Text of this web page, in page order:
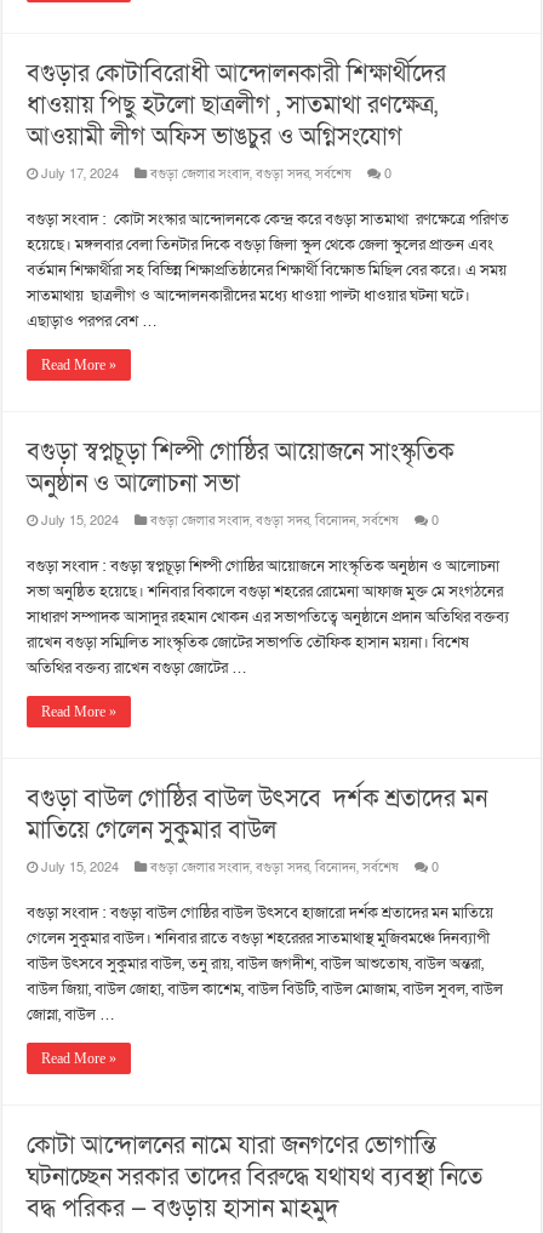
বগুড়ার কোটাবিরোধী আন্দোলনকারী শিক্ষার্থীদের
ধাওয়ায় পিছু হটলো ছাত্রলীগ , সাতমাথা রণক্ষেত্র,
আওয়ামী লীগ অফিস ভাঙচুর ও অগ্নিসংযোগ
July 17, 2024 বগুড়া জেলার সংবাদ,বগুড়া সদর,সর্বশেষ 0
বগুড়া সংবাদ : কোটা সংস্কার আন্দোলনকে কেন্দ্র করে বগুড়া সাতমাথা রণক্ষেত্রে পরিণত
হয়েছে। মঙ্গলবার বেলা তিনটার দিকে বগুড়া জিলা স্কুল থেকে জেলা স্কুলের প্রাক্তন এবং
বর্তমান শিক্ষার্থীরা সহ বিভিন্ন শিক্ষাপ্রতিষ্ঠানের শিক্ষার্থী বিক্ষোভ মিছিল বের করে। এ সময়
সাতমাথায় ছাত্রলীগ ও আন্দোলনকারীদের মধ্যে ধাওয়া পাল্টা ধাওয়ার ঘটনা ঘটে।
এছাড়াও পরপর বেশ …
Read More »
বগুড়া স্বপ্নচূড়া শিল্পী গোষ্ঠির আয়োজনে সাংস্কৃতিক
অনুষ্ঠান ও আলোচনা সভা
July 15, 2024 বগুড়া জেলার সংবাদ,বগুড়া সদর,বিনোদন,সর্বশেষ 0
বগুড়া সংবাদ : বগুড়া স্বপ্নচূড়া শিল্পী গোষ্ঠির আয়োজনে সাংস্কৃতিক অনুষ্ঠান ও আলোচনা
সভা অনুষ্ঠিত হয়েছে। শনিবার বিকালে বগুড়া শহরের রোমেনা আফাজ মুক্ত মে সংগঠনের
সাধারণ সম্পাদক আসাদুর রহমান খোকন এর সভাপতিত্বে অনুষ্ঠানে প্রদান অতিথির বক্তব্য
রাখেন বগুড়া সম্মিলিত সাংস্কৃতিক জোটের সভাপতি তৌফিক হাসান ময়না। বিশেষ
অতিথির বক্তব্য রাখেন বগুড়া জোটের …
Read More »
বগুড়া বাউল গো‌ষ্ঠির বাউল উৎস‌বে দর্শক শ্রতা‌দের মন
মা‌তি‌য়ে গে‌লেন সুকুমার বাউল
July 15, 2024 বগুড়া জেলার সংবাদ,বগুড়া সদর,বিনোদন,সর্বশেষ 0
বগুড়া সংবাদ : বগুড়া বাউল গো‌ষ্ঠির বাউল উৎস‌বে হাজা‌রো দর্শক শ্রতা‌দের মন মা‌তি‌য়ে
গে‌লেন সুকুমার বাউল। শ‌নিবার রা‌তে বগুড়া শহ‌রেরর সাতমাথ‌াস্থ মু‌জিবম‌ঞ্চে দিনব‌্যাপী
বাউল উৎস‌বে সুকুমার বাউল, তনু রায়, বাউল জগদীশ, বাউল আশু‌তোষ, বাউল অন্তরা,
বাউল জিয়া, বাউল জোহা, বাউল কা‌শেম, বাউল বিউটি, বাউল মোজাম, বাউল সুবল, বাউল
জোস্না, বাউল …
Read More »
কোটা আন্দোলনের নামে যারা জনগণের ভোগান্তি
ঘটনাচ্ছেন সরকার তাদের বিরুদ্ধে যথাযথ ব্যবস্থা নিতে
বদ্ধ পরিকর — বগুড়ায় হাসান মাহমুদ